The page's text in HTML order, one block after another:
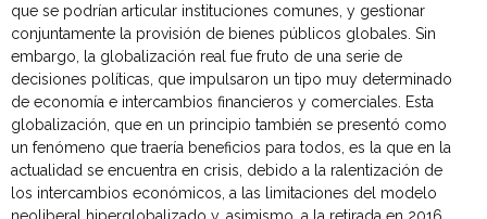
que se podrían articular instituciones comunes, y gestionar
conjuntamente la provisión de bienes públicos globales. Sin
embargo, la globalización real fue fruto de una serie de
decisiones políticas, que impulsaron un tipo muy determinado
de economía e intercambios financieros y comerciales. Esta
globalización, que en un principio también se presentó como
un fenómeno que traería beneficios para todos, es la que en la
actualidad se encuentra en crisis, debido a la ralentización de
los intercambios económicos, a las limitaciones del modelo